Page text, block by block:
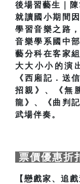
後場習藝生｜陳
就讀國小期間
學習音樂之路
音樂學系國中
藝分科在客家
大大小小的演
《西廂記．送
招親》、《無
龍》、《曲判
武場伴奏。
票價優惠折
【戀戲家、追